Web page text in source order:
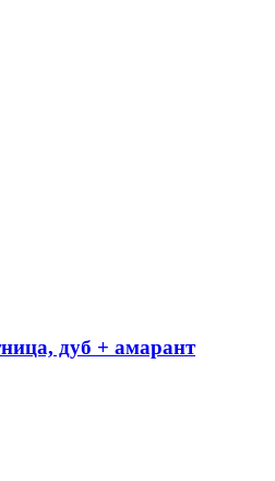
дуб + амарант